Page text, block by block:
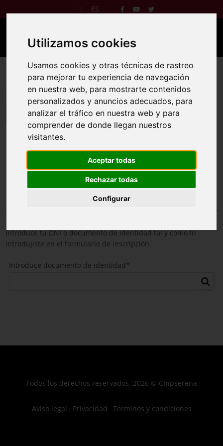
Utilizamos cookies
Usamos cookies y otras técnicas de rastreo
para mejorar tu experiencia de navegación
en nuestra web, para mostrarte contenidos
personalizados y anuncios adecuados, para
analizar el tráfico en nuestra web y para
comprender de donde llegan nuestros
visitantes.
Aceptar todas
Rechazar todas
Configurar
ES
IV Carrera Colegio FEC Sagrada Familia
Badajoz
11 may 2025
Introduce tu DNI o documento de identidad tal y como lo
introdujiste en el formulario de inscripción
Introduce documento de identidad*
Todos los derechos reservados. 2026 © Chipserena
Aviso legal Privacidad Términos y condiciones